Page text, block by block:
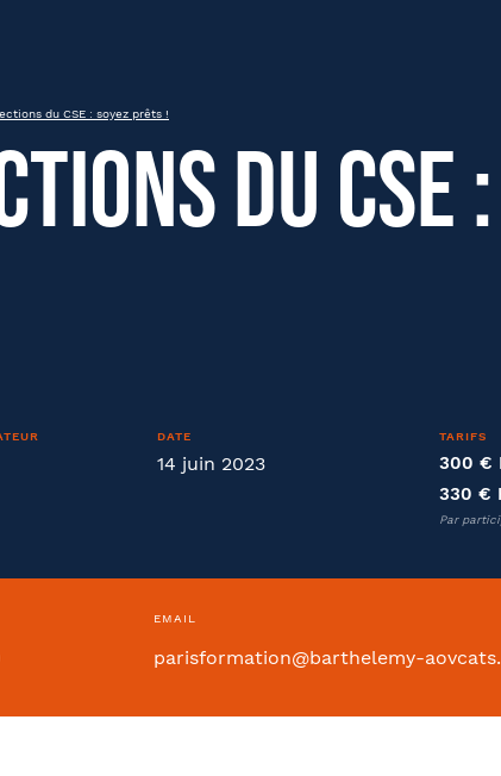
du CSE : soyez prêts !
du
DATE
14 juin 2023
TARIFS
300 €
330 €
Par
EMAIL
parisformation@barthelemy-
!